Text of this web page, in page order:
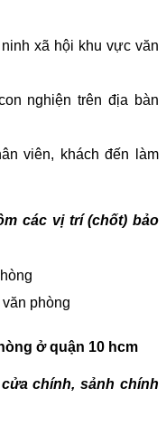
xã hội khu vực văn
nghiện trên địa bàn
viên, khách đến làm
các vị trí (chốt) bảo
phòng
ở quận 10 hcm
chính, sảnh chính